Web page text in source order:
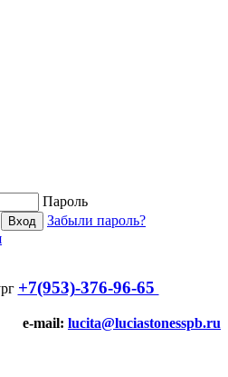
Пароль
Забыли пароль?
+7(953)-376-96-65
e-mail: lucita@luciastonesspb.ru